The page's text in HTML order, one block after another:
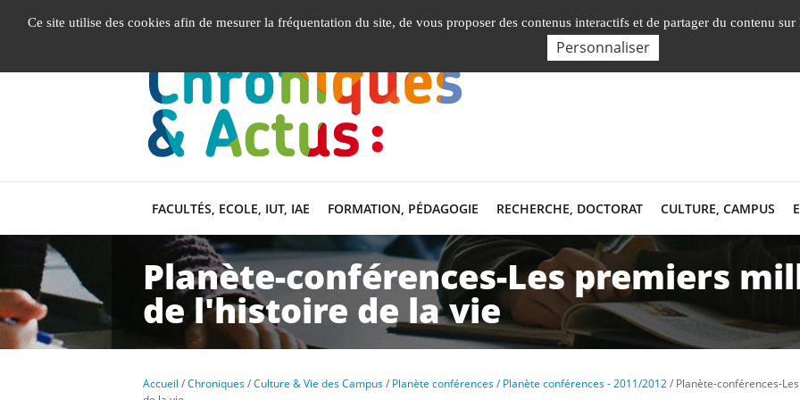
Nos Facultés, Instituts, Ecoles
FACULTÉS, ECOLE, IUT, IAE FORMATION, PÉDAGOGIE RECHERCHE, DOCTORAT CULTURE, CAMPUS
Planète-conférences-Les premiers
de l'histoire de la vie
Accueil Chroniques Culture & Vie des Campus Planète conférences Planète conférences - 2011/2012
Planète-conférences-
Ce site utilise des cookies afin de mesurer la fréquentation du site, de vous proposer des contenus interactifs et de partager du contenu sur
Personnaliser